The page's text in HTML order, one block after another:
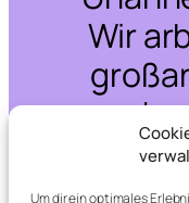
Um dir ein optimales
Wir